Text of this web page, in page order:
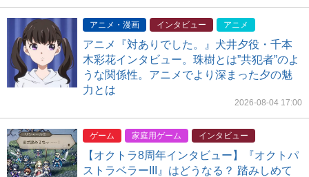
アニメ・漫画 インタビュー アニメ
アニメ『対ありでした。』犬井夕役・千本
木彩花インタビュー。珠樹とは”共犯者”のよ
うな関係性。アニメでより深まった夕の魅
力とは
2026-08-04 17:00
ゲーム 家庭用ゲーム インタビュー
【オクトラ8周年インタビュー】『オクトパ
ストラベラーIII』はどうなる？ 踏みしめて